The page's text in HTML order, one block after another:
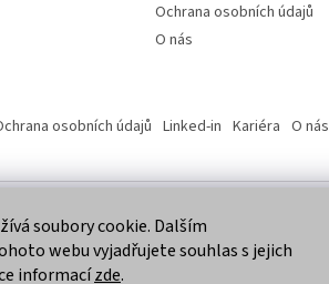
soubory cookie. Dalším
webu vyjadřujete souhlas s jejich
informacízde.
Ochrana osobních údajů
O nás
osobních údajů Linked-in Kariéra O nás